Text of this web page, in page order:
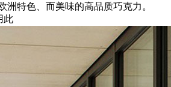
洲特色、而美味的高品质巧克力。
此